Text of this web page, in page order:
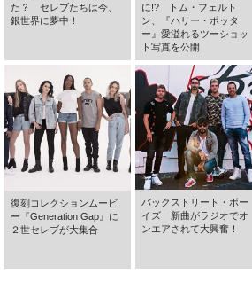
た？ セレブたちは今、
銀世界に夢中！
に!? トム・フェルト
ン、『ハリー・ポッタ
ー』愛溢れるツーショッ
ト写真を公開
復刻コレクションムービ
ー『Generation Gap』に
２世セレブが大集合
バックストリート・ボー
イズ 新曲がラジオでオ
ンエアされて大興奮！